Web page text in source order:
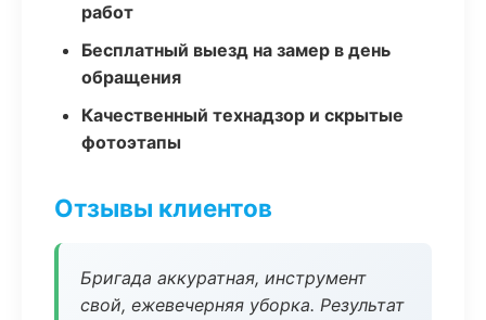
работ
Бесплатный выезд на замер в день
обращения
Качественный технадзор и скрытые
фотоэтапы
Отзывы клиентов
Бригада аккуратная, инструмент
свой, ежевечерняя уборка. Результат